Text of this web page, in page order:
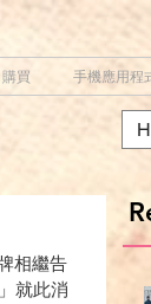
購買 手機應用程
相繼告
就此消